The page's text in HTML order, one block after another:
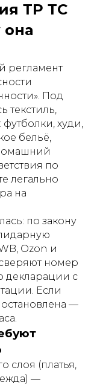
ТР ТС
она
регламент
Под
текстиль,
худи,
бельё,
по
легально
на
по закону
Ozon и
номер
декларации с
Если
—
слоя (платья,
—